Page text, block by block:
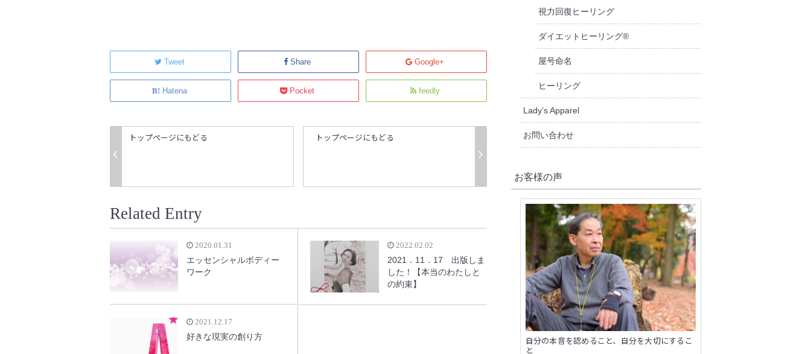
Tweet Share Google+
Hatena Pocket feedly
トップページにもどる トップページにもどる
Related Entry
2020.01.31
エッセンシャルボディー
ワーク
2022.02.02
2021．11．17 出版しま
した！【本当のわたしと
の約束】
2021.12.17
好きな現実の創り方
視力回復ヒーリング
ダイエットヒーリング®
屋号命名
ヒーリング
Lady’s Apparel
お問い合わせ
お客様の声
自分の本音を認めること、自分を大切にするこ
と